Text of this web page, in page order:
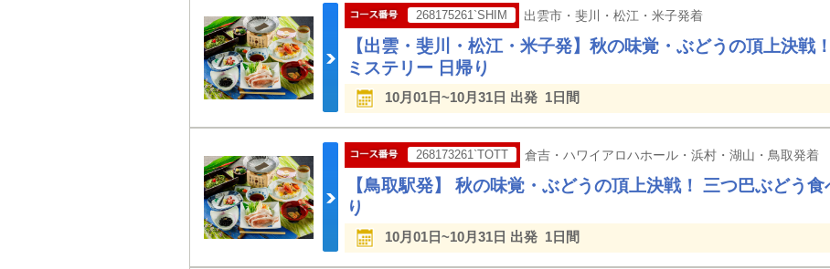
268175261`SHIM 出雲市・斐川・松江・米子発着
【出雲・斐川・松江・米子発】秋の味覚・ぶどうの頂上決戦
ミステリー 日帰り
10月01日~10月31日 出発 1日間
268173261`TOTT 倉吉・ハワイアロハホール・浜村・湖山・鳥取発着
【鳥取駅発】 秋の味覚・ぶどうの頂上決戦！ 三つ巴ぶどう
り
10月01日~10月31日 出発 1日間